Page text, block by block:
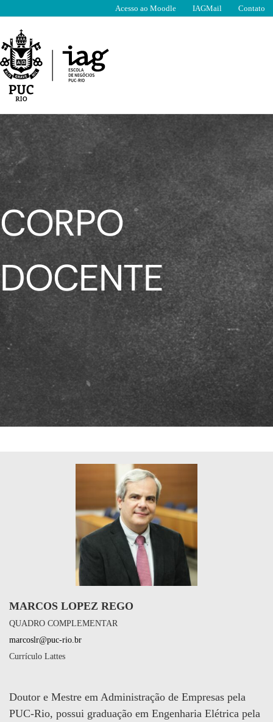
o
conteúdo
Acesso ao Moodle IAGMail Contato
CORPO
DOCENTE
MARCOS LOPEZ REGO
QUADRO COMPLEMENTAR
marcoslr@puc-rio.br
Currículo Lattes
Doutor e Mestre em Administração de Empresas pela
PUC-Rio, possui graduação em Engenharia Elétrica pela